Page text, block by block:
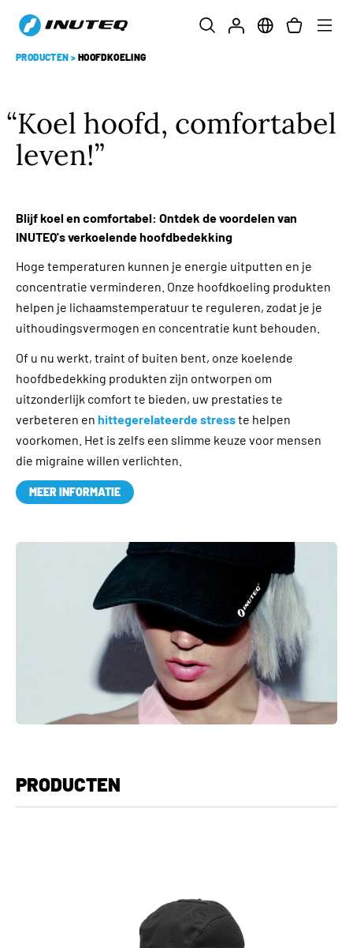
PRODUCTEN > HOOFDKOELING
Koel hoofd, comfortabel
leven!
Blijf koel en comfortabel: Ontdek de voordelen van
INUTEQ's verkoelende hoofdbedekking
Hoge temperaturen kunnen je energie uitputten en je
concentratie verminderen. Onze hoofdkoeling produkten
helpen je lichaamstemperatuur te reguleren, zodat je je
uithoudingsvermogen en concentratie kunt behouden.
Of u nu werkt, traint of buiten bent, onze koelende
hoofdbedekking produkten zijn ontworpen om
uitzonderlijk comfort te bieden, uw prestaties te
verbeteren en hittegerelateerde stresste helpen
voorkomen. Het is zelfs een slimme keuze voor mensen
die migraine willen verlichten.
MEER INFORMATIE
PRODUCTEN